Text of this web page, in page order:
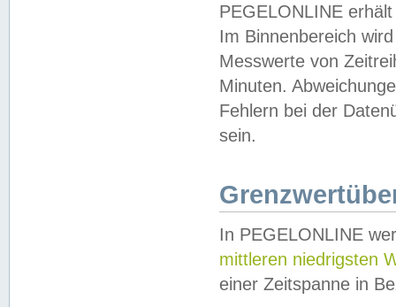
PEGELONLINE
Im Binnenbereich
Messwerte von
Minuten.
Fehlern bei der
sein.
In PEGELONLINE
mittleren niedrigsten
einer Zeitspanne in